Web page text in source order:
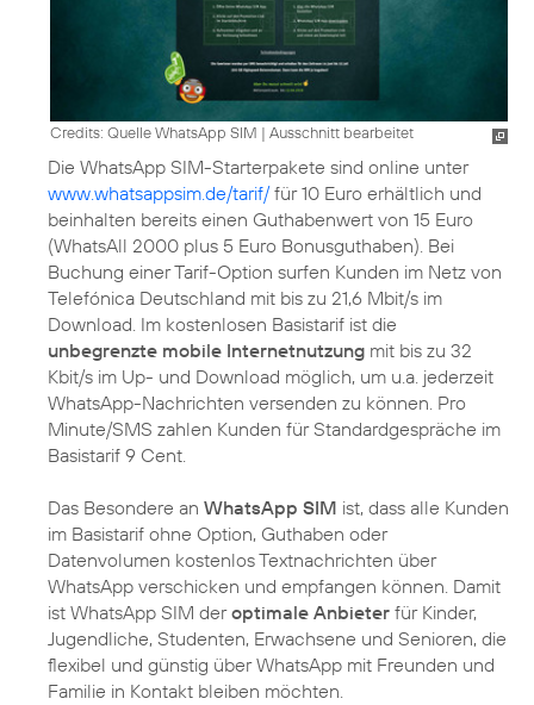
Credits: Quelle WhatsApp SIM | Ausschnitt bearbeitet
Die WhatsApp SIM-Starterpakete sind online unter
www.whatsappsim.de/tarif/für 10 Euro erhältlich und
beinhalten bereits einen Guthabenwert von 15 Euro
(WhatsAll 2000 plus 5 Euro Bonusguthaben). Bei
Buchung einer Tarif-Option surfen Kunden im Netz von
Telefónica Deutschland mit bis zu 21,6 Mbit/s im
Download. Im kostenlosen Basistarif ist die
unbegrenzte mobile Internetnutzung mit bis zu 32
Kbit/s im Up- und Download möglich, um u.a. jederzeit
WhatsApp-Nachrichten versenden zu können. Pro
Minute/SMS zahlen Kunden für Standardgespräche im
Basistarif 9 Cent.
Das Besondere an WhatsApp SIM ist, dass alle Kunden
im Basistarif ohne Option, Guthaben oder
Datenvolumen kostenlos Textnachrichten über
WhatsApp verschicken und empfangen können. Damit
ist WhatsApp SIM deroptimale Anbieter für Kinder,
Jugendliche, Studenten, Erwachsene und Senioren, die
flexibel und günstig über WhatsApp mit Freunden und
Familie in Kontakt bleiben möchten.